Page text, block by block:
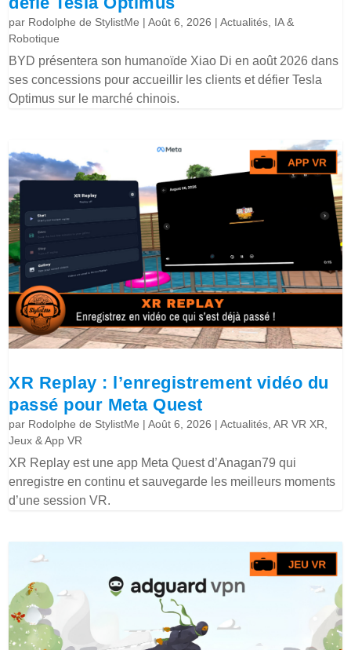
par Rodolphe de StylistMe |Août 6, 2026 |Actualités IA &
Robotique
BYD présentera son humanoïde Xiao Di en août 2026 dans
ses concessions pour accueillir les clients et défier Tesla
Optimus sur le marché chinois.
XR Replay : l’enregistrement vidéo du
passé pour Meta Quest
par Rodolphe de StylistMe |Août 6, 2026 |Actualités ,AR VR XR
Jeux & App VR
XR Replay est une app Meta Quest d’Anagan79 qui
enregistre en continu et sauvegarde les meilleurs moments
d’une session VR.